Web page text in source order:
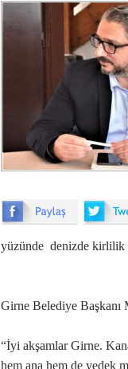
yüzünde denizde kirlilik
Girne Belediye Başkanı
“İyi akşamlar Girne.
hem ana hem de yedek